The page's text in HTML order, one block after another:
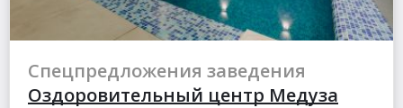
Спецпредложения заведения
Оздоровительный центр Медуза